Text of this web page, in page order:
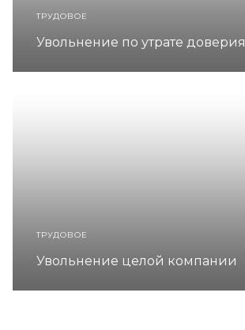
ТРУДОВОЕ
Увольнение по утрате доверия
ТРУДОВОЕ
Увольнение целой компании